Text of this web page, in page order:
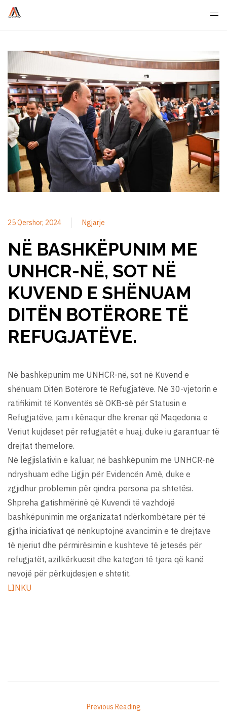
25 Qershor, 2024 Ngjarje
NË BASHKËPUNIM ME
UNHCR-NË, SOT NË
KUVEND E SHËNUAM
DITËN BOTËRORE TË
REFUGJATËVE.
Në bashkëpunim me UNHCR-në, sot në Kuvend e
shënuam Ditën Botërore të Refugjatëve. Në 30-vjetorin e
ratifikimit të Konventës së OKB-së për Statusin e
Refugjatëve, jam i kënaqur dhe krenar që Maqedonia e
Veriut kujdeset për refugjatët e huaj, duke iu garantuar të
drejtat themelore.
Në legjislativin e kaluar, në bashkëpunim me UNHCR-në
ndryshuam edhe Ligjin për Evidencën Amë, duke e
zgjidhur problemin për qindra persona pa shtetësi.
Shpreha gatishmërinë që Kuvendi të vazhdojë
bashkëpunimin me organizatat ndërkombëtare për të
gjitha iniciativat që nënkuptojnë avancimin e të drejtave
të njeriut dhe përmirësimin e kushteve të jetesës për
refugjatët, azilkërkuesit dhe kategori të tjera që kanë
nevojë për përkujdesjen e shtetit.
LINKU
Previous Reading